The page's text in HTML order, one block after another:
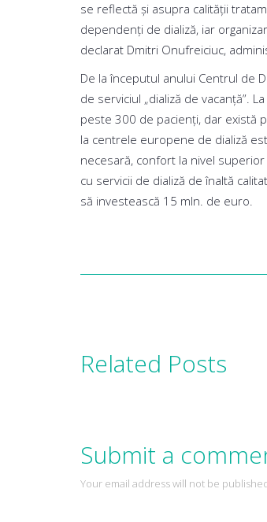
se reflectă și asupra calității
dependenți de dializă, iar
declarat Dmitri Onufreiciuc,
De la începutul anului Centrul de
de serviciul „dializă de vacanţă”.
peste 300 de pacienţi, dar există
la centrele europene de dializă
necesară, confort la nivel
cu servicii de dializă de înaltă
să investească 15 mln. de euro.
Related Posts
Submit a
Your email address will not be